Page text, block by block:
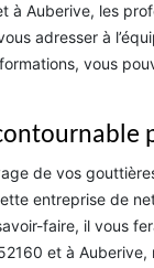
à Auberive, les
adresser à
vous
de vos
entreprise de
faire, il vous
et à